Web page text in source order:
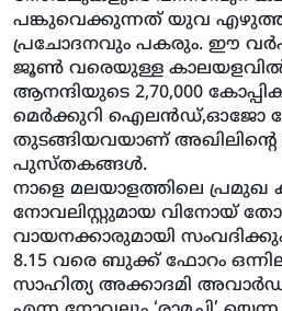
പങ്കുവെക്കുന്നത് യുവ
പ്രചോദനവും പകരും. ഈ
ജൂണ്‍ വരെയുള്ള കാലയളവില്‍
ആനന്ദിയുടെ 2,70,000
മെര്‍ക്കുറി ഐലന്‍ഡ്,ഓജോ
തുടങ്ങിയവയാണ് അഖിലിന്റെ
പുസ്തകങ്ങള്‍.
നാളെ മലയാളത്തിലെ
നോവലിസ്റ്റുമായ വിനോയ്
വായനക്കാരുമായി
8.15 വരെ ബുക്ക് ഫോറം
സാഹിത്യ അക്കാദമി